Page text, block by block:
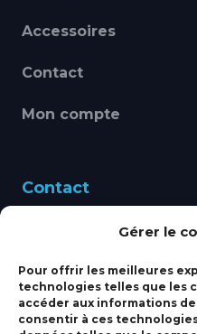
Gérer le
Pour offrir les meilleures
technologies telles que les
accéder aux informations
consentir à ces
Accessoires
Contact
Mon compte
Contact
460 Avenue
bbsmarine@bbs-
marine.fr